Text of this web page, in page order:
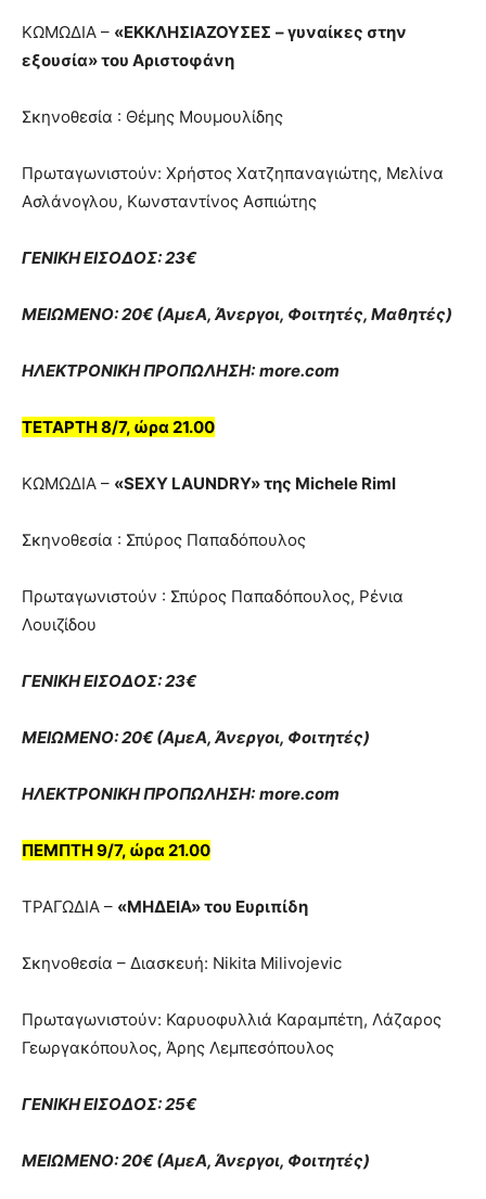
ΚΩΜΩΔΙΑ – «ΕΚΚΛΗΣΙΑΖΟΥΣΕΣ – γυναίκες στην
εξουσία» του Αριστοφάνη
Σκηνοθεσία : Θέμης Μουμουλίδης
Πρωταγωνιστούν: Χρήστος Χατζηπαναγιώτης, Μελίνα
Ασλάνογλου, Κωνσταντίνος Ασπιώτης
ΓΕΝΙΚΗ ΕΙΣΟΔΟΣ: 23€
ΜΕΙΩΜΕΝΟ: 20€ (ΑμεΑ, Άνεργοι, Φοιτητές, Μαθητές)
ΗΛΕΚΤΡΟΝΙΚΗ ΠΡΟΠΩΛΗΣΗ: more.com
ΤΕΤΑΡΤΗ 8/7, ώρα 21.00
ΚΩΜΩΔΙΑ – «SEXY LAUNDRY» της Michele Riml
Σκηνοθεσία : Σπύρος Παπαδόπουλος
Πρωταγωνιστούν : Σπύρος Παπαδόπουλος, Ρένια
Λουιζίδου
ΓΕΝΙΚΗ ΕΙΣΟΔΟΣ: 23€
ΜΕΙΩΜΕΝΟ: 20€ (ΑμεΑ, Άνεργοι, Φοιτητές)
ΗΛΕΚΤΡΟΝΙΚΗ ΠΡΟΠΩΛΗΣΗ: more.com
ΠΕΜΠΤΗ 9/7, ώρα 21.00
ΤΡΑΓΩΔΙΑ – «ΜΗΔΕΙΑ» του Ευριπίδη
Σκηνοθεσία – Διασκευή: Nikita Milivojevic
Πρωταγωνιστούν: Καρυοφυλλιά Καραμπέτη, Λάζαρος
Γεωργακόπουλος, Άρης Λεμπεσόπουλος
ΓΕΝΙΚΗ ΕΙΣΟΔΟΣ: 25€
ΜΕΙΩΜΕΝΟ: 20€ (ΑμεΑ, Άνεργοι, Φοιτητές)